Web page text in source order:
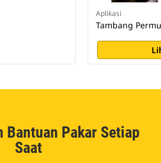
Aplikasi
Tambang
Bantuan Pakar Setiap
Saat